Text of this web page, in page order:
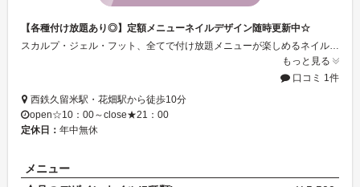
【各種付け放題あり◎】定額メニューネイルデザイン随時更新中☆
スカルプ・ジェル・フット、全てで付け放題メニューが楽しめるネイルサロン☆付け替えオフは無料です♪半個室のサロン内ではお好きなＤＶＤを見ながら施術を受けて頂けます。何度通っても飽きない、納得のデザインをご提供いたします！2名様同時のご来店もＯＫです♪西鉄久留米駅・花畑駅から各徒歩10分。お気軽にご来店下さい！
もっと見る
口コミ 1件
西鉄久留米駅・花畑駅から徒歩10分
open☆10：00～close★21：00
定休日： 年中無休
メニュー